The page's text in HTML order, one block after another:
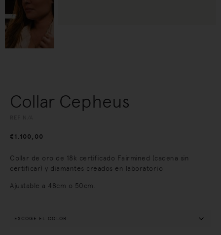
Collar Cepheus
€1.100,00
Collar de oro de 18k certificado Fairmined (cadena sin
certificar) y diamantes creados en laboratorio
Ajustable a 48cm o 50cm.